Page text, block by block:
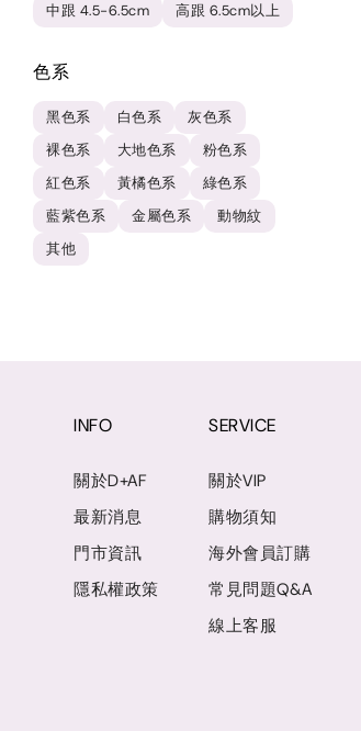
中跟 4.5-6.5cm
高跟 6.5cm以上
色系
黑色系 白色系
灰色系
裸色系
大地色系
粉色系
紅色系
黃橘色系
綠色系
藍紫色系
金屬色系
動物紋
其他
INFO
關於D+AF
最新消息
門市資訊
隱私權政策
SERVICE
關於VIP
購物須知
海外會員訂購
常見問題Q&A
線上客服